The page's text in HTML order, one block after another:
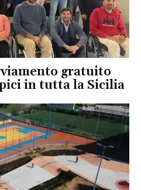
gratuito
in tutta la Sicilia